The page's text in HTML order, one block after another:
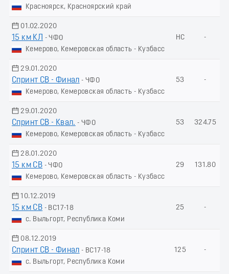
Красноярск, Красноярский край
01.02.2020
15 км КЛ
- ЧФО
Кемерово, Кемеровская область - Кузбасс
НС -
29.01.2020
Спринт СВ - Финал - ЧФО
Кемерово, Кемеровская область - Кузбасс
53 -
29.01.2020
Спринт СВ - Квал. - ЧФО
Кемерово, Кемеровская область - Кузбасс
53 324.75
28.01.2020
15 км СВ - ЧФО
Кемерово, Кемеровская область - Кузбасс
29 131.80
10.12.2019
15 км СВ - ВС17-18
с. Выльгорт, Республика Коми
25 -
08.12.2019
Спринт СВ - Финал - ВС17-18
с. Выльгорт, Республика Коми
125 -